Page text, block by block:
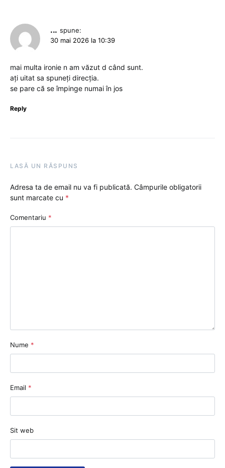
... spune:
30 mai 2026 la 10:39
mai multa ironie n am văzut d când sunt.
ați uitat sa spuneți direcția.
se pare că se împinge numai în jos
Reply
LASĂ UN RĂSPUNS
Adresa ta de email nu va fi publicată. Câmpurile obligatorii
sunt marcate cu *
Comentariu *
Nume *
Email *
Sit web